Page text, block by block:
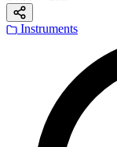
Instruments